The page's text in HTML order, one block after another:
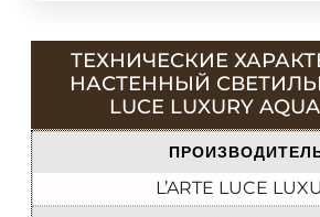
ТЕХНИЧЕСКИЕ
НАСТЕННЫЙ
LUCE LUXURY
L’ARTE LUCE